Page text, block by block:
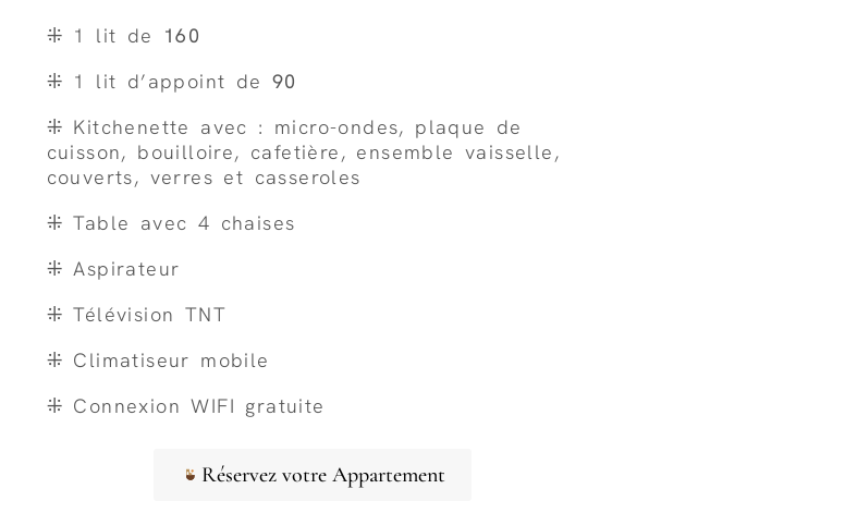
⁜ 1 lit de 160
⁜ 1 lit d’appoint de90
⁜ Kitchenette avec : micro-ondes, plaque de
cuisson, bouilloire, cafetière, ensemble vaisselle,
couverts, verres et casseroles
⁜ Table avec 4 chaises
⁜ Aspirateur
⁜ Télévision TNT
⁜ Climatiseur mobile
⁜ Connexion WIFI gratuite
Réservez votre Appartement